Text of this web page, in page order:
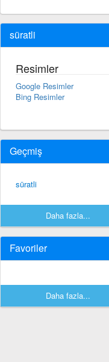
süratli
Resimler
Google Resimler
Bing Resimler
Geçmiş
süratli
Daha fazla...
Favoriler
Daha fazla...